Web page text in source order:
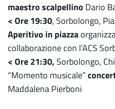
maestro scalpellino Dario
< Ore 19:30, Sorbolongo,
Aperitivo in piazza
collaborazione con l’ACS
< Ore 21:30, Sorbolongo,
“Momento musicale”
Maddalena Pierboni